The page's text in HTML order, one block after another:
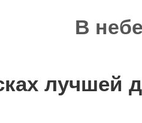
В
лучшей